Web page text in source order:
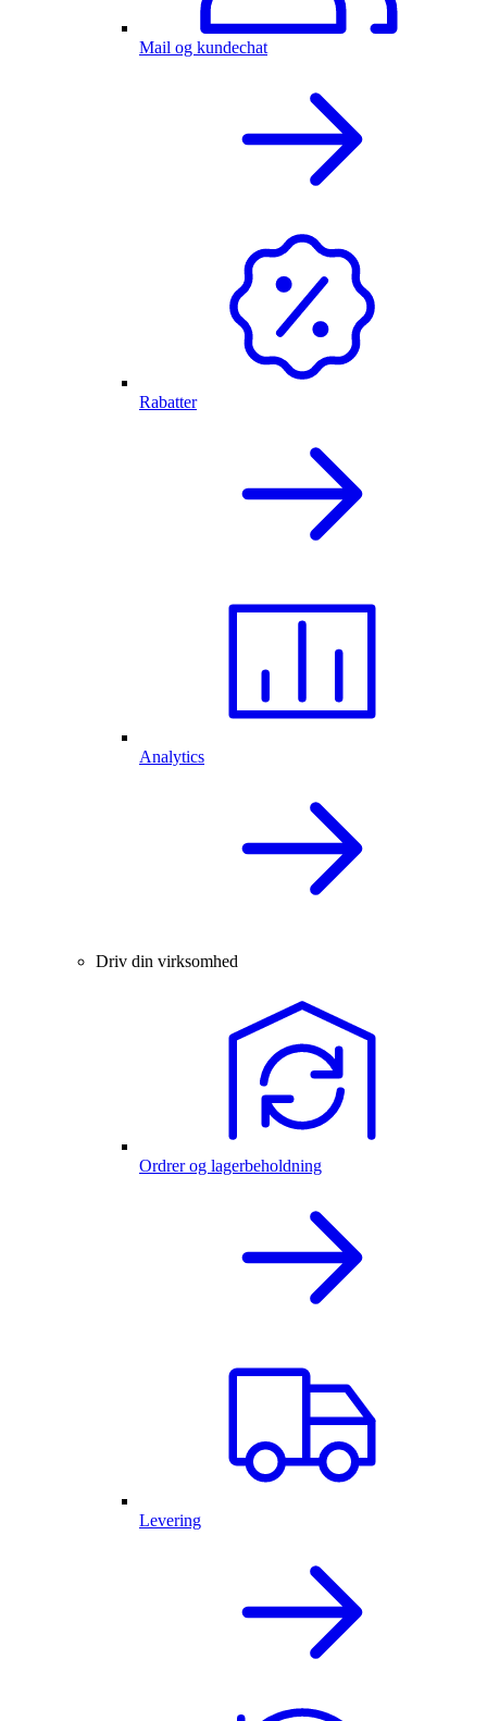
Mail og kundechat
Rabatter
Analytics
Driv din virksomhed
Ordrer og lagerbeholdning
Levering